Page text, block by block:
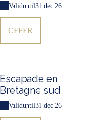
Validuntil31 dec 26
OFFER
Escapade en
Bretagne sud
Validuntil31 dec 26